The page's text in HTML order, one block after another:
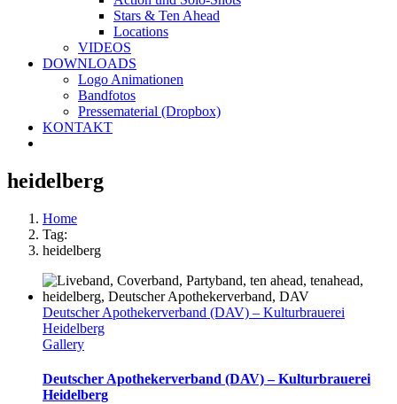
Stars & Ten Ahead
Locations
VIDEOS
DOWNLOADS
Logo Animationen
Bandfotos
Pressematerial (Dropbox)
KONTAKT
heidelberg
Home
Tag:
heidelberg
Deutscher Apothekerverband (DAV) – Kulturbrauerei
Heidelberg
Gallery
Deutscher Apothekerverband (DAV) – Kulturbrauerei
Heidelberg